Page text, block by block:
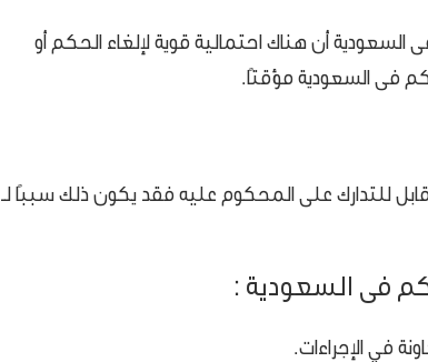
أن هناك احتمالية قوية لإلغاء الحكم أو
فى السعودية مؤقتًا.
قابل للتدارك على المحكوم عليه فقد يكون ذلك سببًا لـ
في الإجراءات.